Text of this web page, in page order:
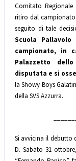
Comitato
ritiro dal campionato
seguito di tale
Scuola
campionato, in
Palazzetto
disputata e si
la Showy Boys
della SVS Azzurra.
Si avvicina il debutto
D. Sabato 31